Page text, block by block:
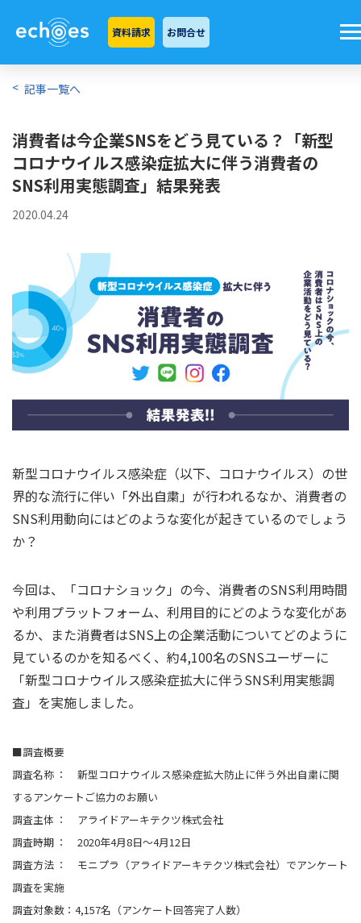
資料請求 お問合せ
記事一覧へ
消費者は今企業SNSをどう見ている？「新型
コロナウイルス感染症拡大に伴う消費者の
SNS利用実態調査」結果発表
2020.04.24
新型コロナウイルス感染症（以下、コロナウイルス）の世
界的な流行に伴い「外出自粛」が行われるなか、消費者の
SNS利用動向にはどのような変化が起きているのでしょう
か？
今回は、「コロナショック」の今、消費者のSNS利用時間
や利用プラットフォーム、利用目的にどのような変化があ
るか、また消費者はSNS上の企業活動についてどのように
見ているのかを知るべく、約4,100名のSNSユーザーに
「新型コロナウイルス感染症拡大に伴うSNS利用実態調
査」を実施しました。
■調査概要
調査名称 ： 新型コロナウイルス感染症拡大防止に伴う外出自粛に関
するアンケートご協力のお願い
調査主体 ： アライドアーキテクツ株式会社
調査時期 ： 2020年4月8日～4月12日
調査方法 ： モニプラ（アライドアーキテクツ株式会社）でアンケート
調査を実施
調査対象数：4,157名（アンケート回答完了人数）